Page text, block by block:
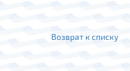
Возврат к списку